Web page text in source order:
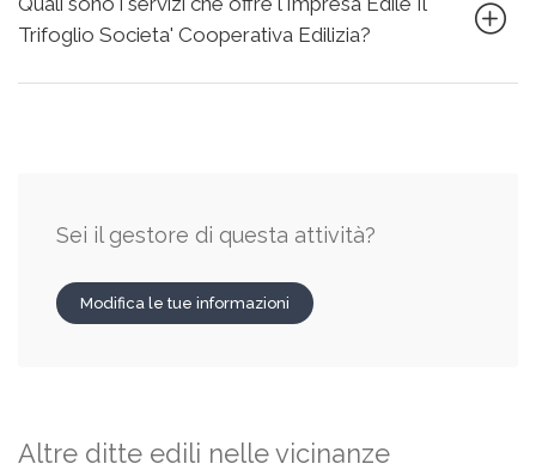
Trifoglio Societa' Cooperativa Edilizia?
Sei il gestore di questa attività?
Modifica le tue informazioni
Altre ditte edili nelle vicinanze